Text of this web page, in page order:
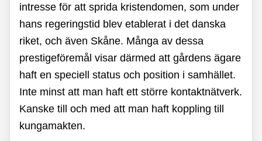
intresse för att sprida kristendomen, som under
hans regeringstid blev etablerat i det danska
riket, och även Skåne. Många av dessa
prestigeföremål visar därmed att gårdens ägare
haft en speciell status och position i samhället.
Inte minst att man haft ett större kontaktnätverk.
Kanske till och med att man haft koppling till
kungamakten.